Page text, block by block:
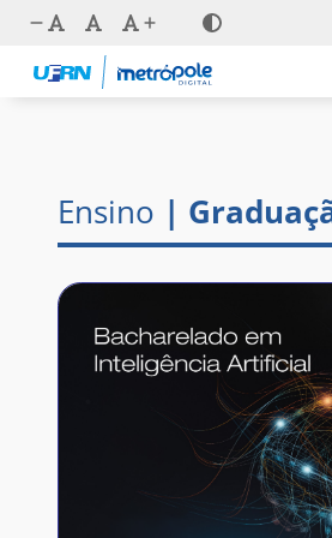
Ensino |